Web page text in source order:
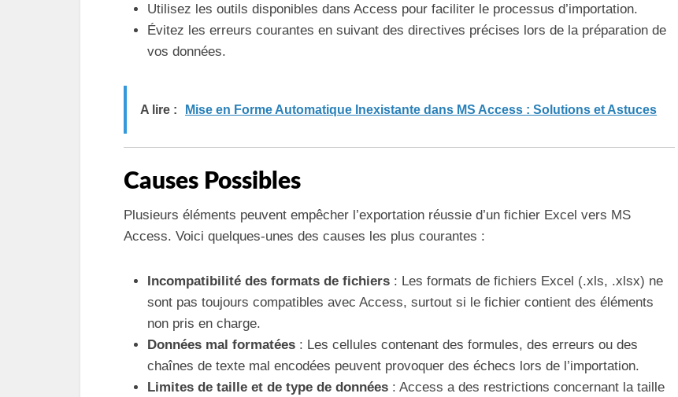
Utilisez les outils disponibles dans Access pour faciliter le processus d’importation.
Évitez les erreurs courantes en suivant des directives précises lors de la préparation de
vos données.
A lire : Mise en Forme Automatique Inexistante dans MS Access : Solutions et Astuces
Causes Possibles
Plusieurs éléments peuvent empêcher l’exportation réussie d’un fichier Excel vers MS
Access. Voici quelques-unes des causes les plus courantes :
Incompatibilité des formats de fichiers : Les formats de fichiers Excel (.xls, .xlsx) ne
sont pas toujours compatibles avec Access, surtout si le fichier contient des éléments
non pris en charge.
Données mal formatées : Les cellules contenant des formules, des erreurs ou des
chaînes de texte mal encodées peuvent provoquer des échecs lors de l’importation.
Limites de taille et de type de données : Access a des restrictions concernant la taille